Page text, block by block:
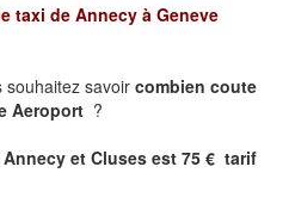
taxi de Annecy à Geneve
souhaitez savoir combien coute
Aeroport ?
et Cluses est 75 € tarif